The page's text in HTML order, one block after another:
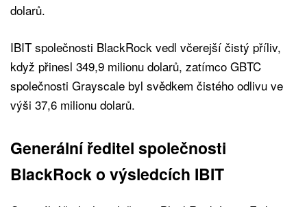
dolarů.
IBIT společnosti BlackRock vedl včerejší čistý příliv,
když přinesl 349,9 milionu dolarů, zatímco GBTC
společnosti Grayscale byl svědkem čistého odlivu ve
výši 37,6 milionu dolarů.
Generální ředitel společnosti
BlackRock o výsledcích IBIT